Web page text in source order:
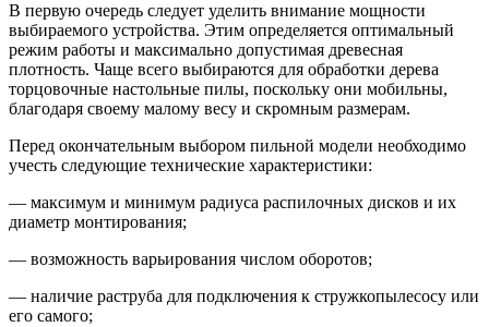
В первую очередь следует уделить внимание мощности
выбираемого устройства. Этим определяется оптимальный
режим работы и максимально допустимая древесная
плотность. Чаще всего выбираются для обработки дерева
торцовочные настольные пилы, поскольку они мобильны,
благодаря своему малому весу и скромным размерам.
Перед окончательным выбором пильной модели необходимо
учесть следующие технические характеристики:
— максимум и минимум радиуса распилочных дисков и их
диаметр монтирования;
— возможность варьирования числом оборотов;
— наличие раструба для подключения к стружкопылесосу или
его самого;